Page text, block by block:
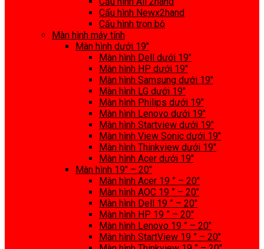
Cấu hình Newx2hand
Cấu hình trọn bộ
Màn hình máy tính
Màn hình dưới 19″
Màn hình Dell dưới 19″
Màn hình HP dưới 19″
Màn hình Samsung dưới 19″
Màn hình LG dưới 19″
Màn hình Philips dưới 19″
Màn hình Lenovo dưới 19″
Màn hình Startview dưới 19″
Màn hình View Sonic dưới 19″
Màn hình Thinkview dưới 19″
Màn hình Acer dưới 19″
Màn hình 19″ – 20″
Màn hình Acer 19 ” – 20″
Màn hình AOC 19 ” – 20″
Màn hình Dell 19 ” – 20″
Màn hình HP 19 ” – 20″
Màn hình Lenovo 19 ” – 20″
Màn hình StartView 19 ” – 20″